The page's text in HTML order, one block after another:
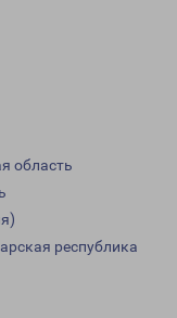
область
республика